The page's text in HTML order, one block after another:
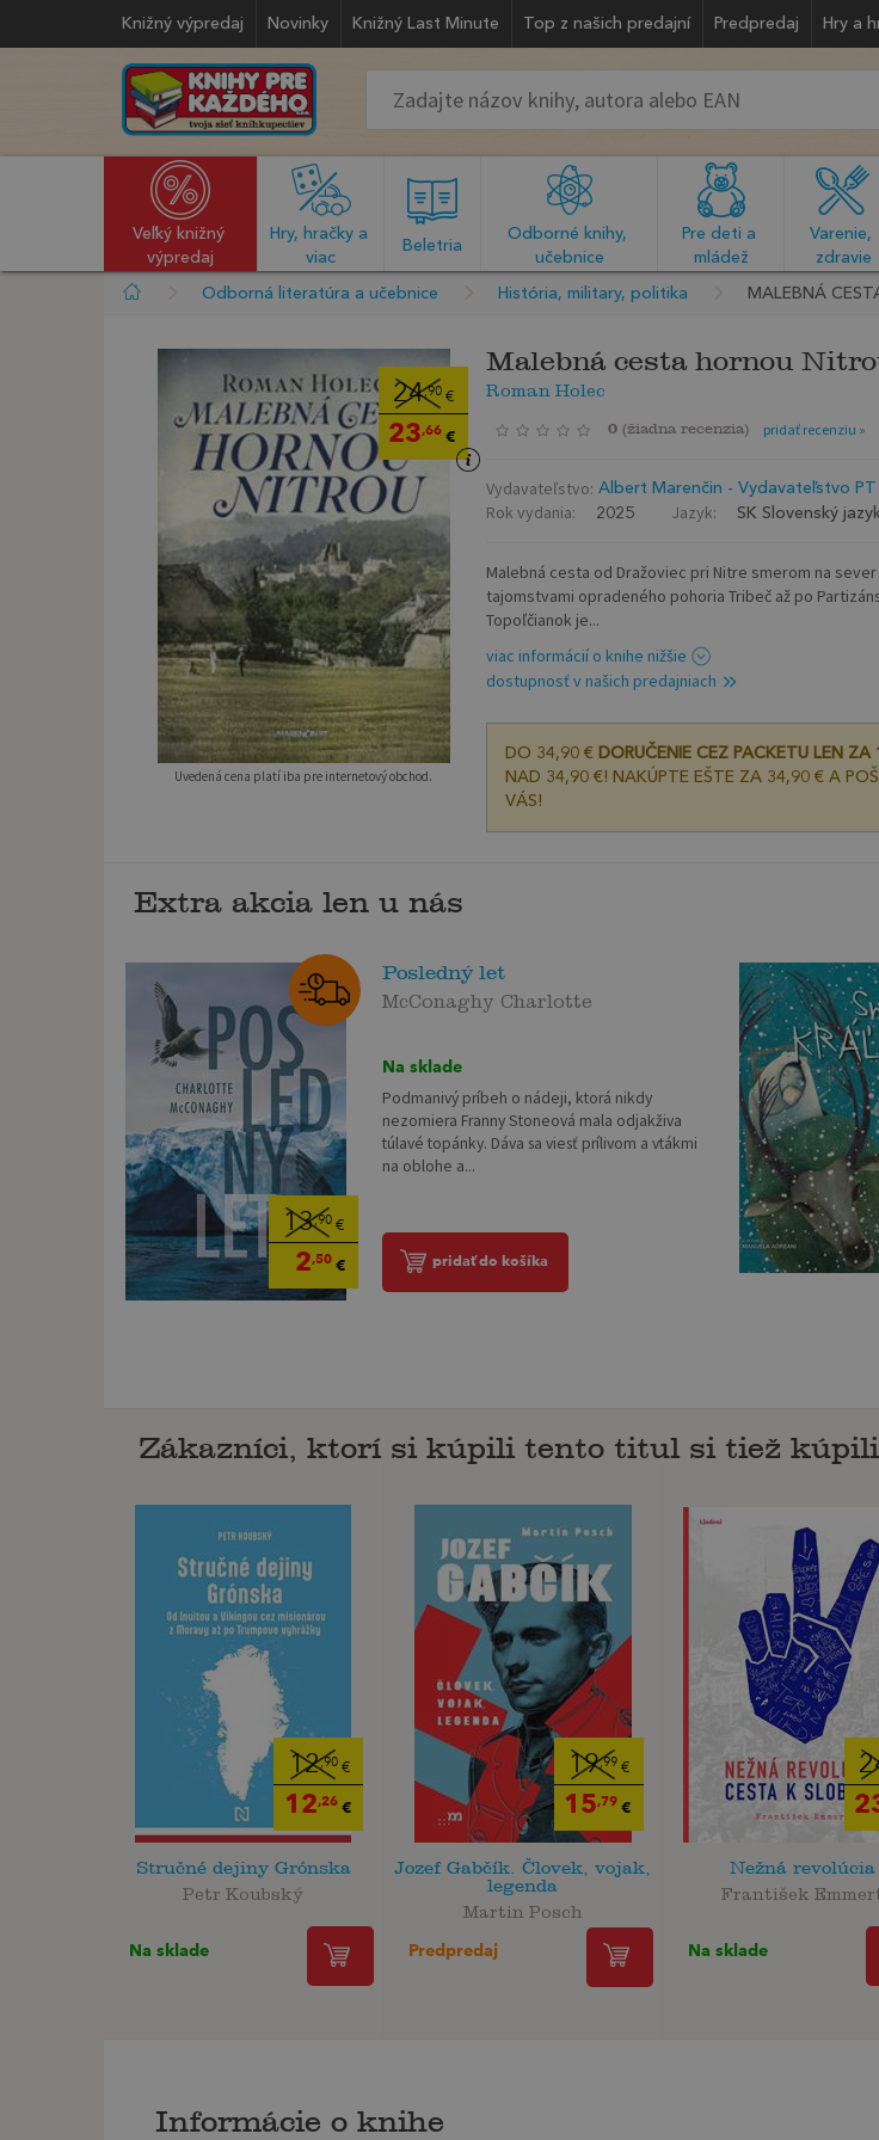
Knižný výpredaj Novinky Knižný Last Minute Top z našich predajní Predpredaj Hry a
Veľký knižný
výpredaj
Hry, hračky a
viac
Beletria
Odborné knihy,
učebnice
Pre deti a
mládež
Varenie,
zdravie
Odborná literatúra a učebnice História, military, politika MALEBNÁ
24,90 €
23,66 €
Uvedená cena platí iba pre internetový obchod.
Malebná cesta hornou
Roman Holec
0 (žiadna recenzia) pridať recenziu »
Vydavateľstvo: Albert Marenčin - Vydavateľstvo PT
Rok vydania: 2025 Jazyk: SK Slovenský
Malebná cesta od Dražoviec pri Nitre smerom na
tajomstvami opradeného pohoria Tribeč až po
Topoľčianok je...
viac informácií o knihe nižšie
dostupnosť v našich predajniach
DO 34,90 € DORUČENIE CEZ PACKETU LEN ZA
NAD 34,90 €! NAKÚPTE EŠTE ZA 34,90 € A
VÁS!
Extra akcia len u nás
13,90 €
2,50 €
Posledný let
McConaghy Charlotte
Na sklade
Podmanivý príbeh o nádeji, ktorá nikdy
nezomiera Franny Stoneová mala odjakživa
túlavé topánky. Dáva sa viesť prílivom a vtákmi
na oblohe a...
pridať do košíka
Zákazníci, ktorí si kúpili tento titul si tiež kúpili
12,90€
12,26€
Stručné dejiny Grónska
Petr Koubský
Na sklade
19,99 €
15,79 €
Jozef Gabčík. Človek, vojak,
legenda
Martin Posch
Predpredaj
Nežná revolúcia
František
Na sklade
Informácie o knihe